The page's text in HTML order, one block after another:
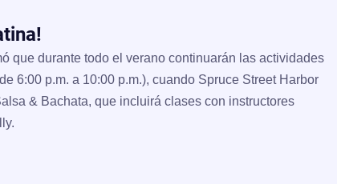
que durante todo el verano continuarán las actividades
6:00 p.m. a 10:00 p.m.), cuando Spruce Street Harbor
& Bachata, que incluirá clases con instructores